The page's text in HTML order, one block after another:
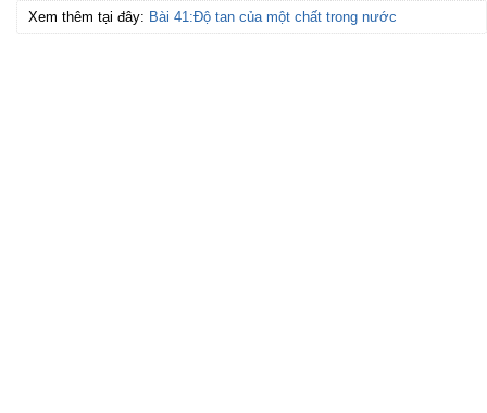
Xem thêm tại đây: Bài 41:Độ tan của một chất trong nước